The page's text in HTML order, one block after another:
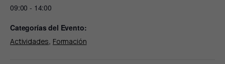
09:00 - 14:00
Categorías del Evento:
Actividades, Formación